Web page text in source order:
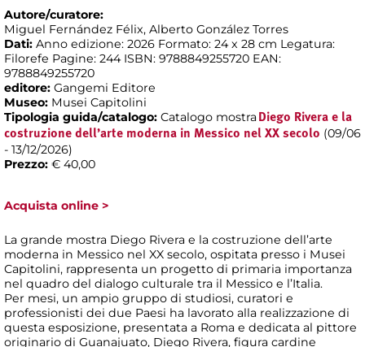
Autore/curatore:
Miguel Fernández Félix, Alberto González Torres
Dati: Anno edizione: 2026 Formato: 24 x 28 cm Legatura:
Filorefe Pagine: 244 ISBN: 9788849255720 EAN:
9788849255720
editore: Gangemi Editore
Museo: Musei Capitolini
Tipologia guida/catalogo: Catalogo mostraDiego Rivera e la
costruzione dell’arte moderna in Messico nel XX secolo (09/06
- 13/12/2026)
Prezzo: € 40,00
Acquista online >
La grande mostra Diego Rivera e la costruzione dell’arte
moderna in Messico nel XX secolo, ospitata presso i Musei
Capitolini, rappresenta un progetto di primaria importanza
nel quadro del dialogo culturale tra il Messico e l’Italia.
Per mesi, un ampio gruppo di studiosi, curatori e
professionisti dei due Paesi ha lavorato alla realizzazione di
questa esposizione, presentata a Roma e dedicata al pittore
originario di Guanajuato, Diego Rivera, figura cardine